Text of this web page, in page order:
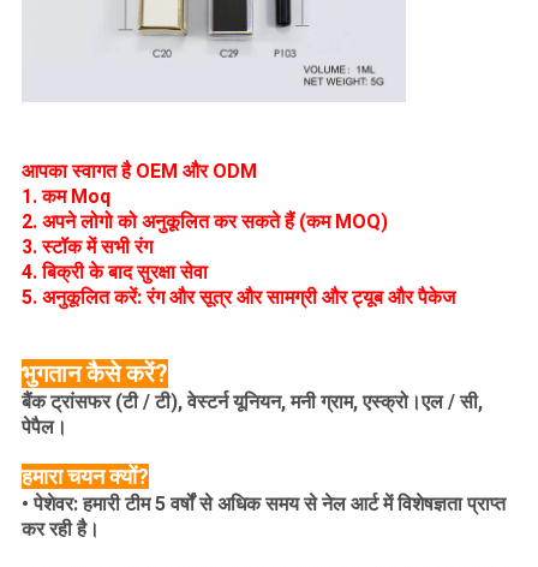
आपका स्वागत है OEM और ODM
1. कम Moq
2. अपने लोगो को अनुकूलित कर सकते हैं (कम MOQ)
3. स्टॉक में सभी रंग
4. बिक्री के बाद सुरक्षा सेवा
5. अनुकूलित करें: रंग और सूत्र और सामग्री और ट्यूब और पैकेज
भुगतान कैसे करें?
बैंक ट्रांसफर (टी / टी), वेस्टर्न यूनियन, मनी ग्राम, एस्क्रो।एल / सी,
पेपैल।
हमारा चयन क्यों?
• पेशेवर: हमारी टीम 5 वर्षों से अधिक समय से नेल आर्ट में विशेषज्ञता प्राप्त
कर रही है।